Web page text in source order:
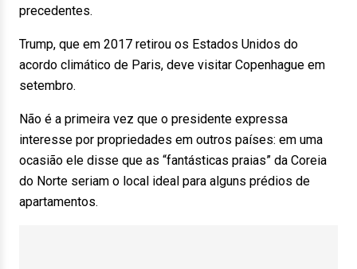
precedentes.
Trump, que em 2017 retirou os Estados Unidos do
acordo climático de Paris, deve visitar Copenhague em
setembro.
Não é a primeira vez que o presidente expressa
interesse por propriedades em outros países: em uma
ocasião ele disse que as “fantásticas praias” da Coreia
do Norte seriam o local ideal para alguns prédios de
apartamentos.